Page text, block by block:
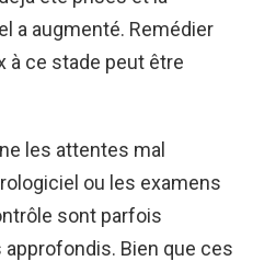
a augmenté. Remédier
à ce stade peut être
les attentes mal
ou les examens
sont parfois
Bien que ces